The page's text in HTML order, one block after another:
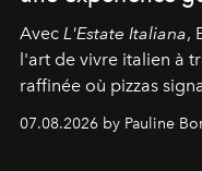
Avec L'Estate Italiana,
l'art de vivre italien à
raffinée où pizzas
07.08.2026 by Pauline